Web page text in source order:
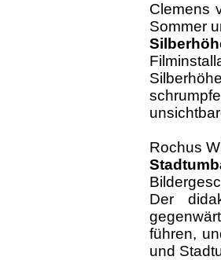
Clemens
Sommer
Rochus
Der
führen,
und